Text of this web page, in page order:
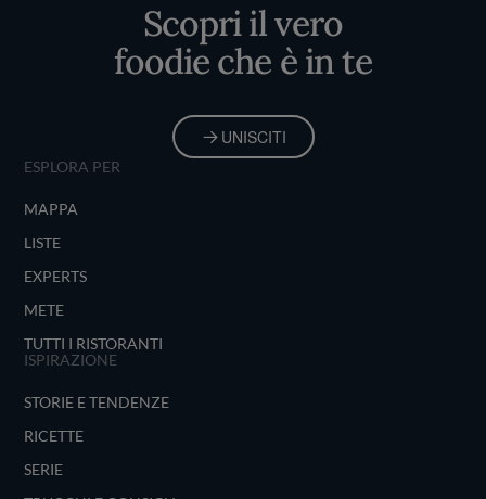
Scopri il vero
foodie che è in te
UNISCITI
ESPLORA PER
MAPPA
LISTE
EXPERTS
METE
TUTTI I RISTORANTI
ISPIRAZIONE
STORIE E TENDENZE
RICETTE
SERIE